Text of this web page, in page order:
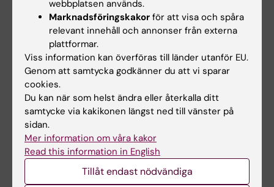
Tags
Ledning Rektor just nu
Uppdaterad av:
Anne Hammarskjöld
Innehållsgranskare:
Madeleine Svärd Huss
webbplatsen används.
Marknadsföringskakor för att visa och spåra
relevant innehåll och annonser från externa
plattformar.
Viss information kan överföras till länder utanför EU.
Genom att samtycka godkänner du att vi sparar
cookies.
Du kan när som helst ändra eller återkalla ditt
samtycke via kakikonen längst ned till vänster på
sidan.
Mer information om våra kakor
Read this information in English
Tillåt endast nödvändiga